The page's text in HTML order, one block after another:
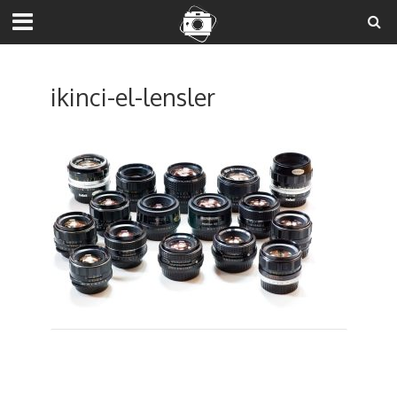
ikinci-el-lensler